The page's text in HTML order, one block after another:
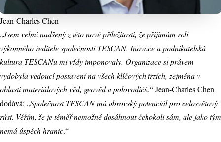
Jean-Charles Chen
„Jsem velmi nadšený z této nové příležitosti, že přijímám roli
výkonného ředitele společnosti TESCAN. Inovace a podnikatelská
kultura TESCANu mi vždy imponovaly. Organizace si právem
vydobyla vedoucí postavení na všech klíčových trzích, zejména v
oblasti materiálových věd, geověd a polovodičů.“ Jean-Charles Chen
dodává: „Společnost TESCAN má obrovský potenciál pro celosvětový
růst. Věřím, že je téměř nemožné dosáhnout čehokoli sám, ale jako tým
nemá úspěch hranic.“